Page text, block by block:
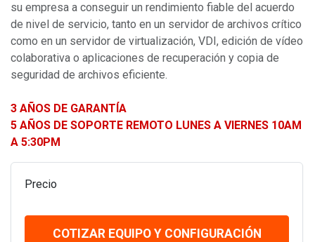
su empresa a conseguir un rendimiento fiable del acuerdo
de nivel de servicio, tanto en un servidor de archivos crítico
como en un servidor de virtualización, VDI, edición de vídeo
colaborativa o aplicaciones de recuperación y copia de
seguridad de archivos eficiente.
3 AÑOS DE GARANTÍA
5 AÑOS DE SOPORTE REMOTO LUNES A VIERNES 10AM
A 5:30PM
Precio
COTIZAR EQUIPO Y CONFIGURACIÓN